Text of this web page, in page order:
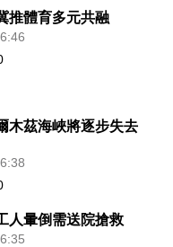
推體育多元共融
木茲海峽將逐步失去
人暈倒需送院搶救